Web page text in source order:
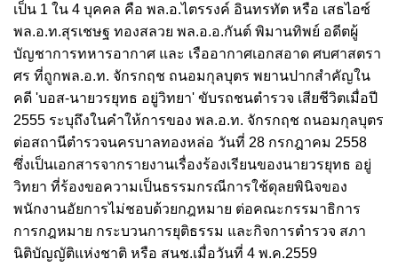
เป็น 1 ใน 4 บุคคล คือ พล.อ.ไตรรงค์ อินทรทัต หรือ เสธไอซ์
พล.อ.ท.สุรเชษฐ ทองสลวย พล.อ.อ.กันต์ พิมานทิพย์ อดีตผู้
บัญชาการทหารอากาศ และ เรืออากาศเอกสอาด ศบศาสตรา
ศร ที่ถูกพล.อ.ท. จักรกฤช ถนอมกุลบุตร พยานปากสำคัญใน
คดี 'บอส-นายวรยุทธ อยู่วิทยา' ขับรถชนตำรวจ เสียชีวิตเมื่อปี
2555 ระบุถึงในคำให้การของ พล.อ.ท. จักรกฤช ถนอมกุลบุตร
ต่อสถานีตำรวจนครบาลทองหล่อ วันที่ 28 กรกฎาคม 2558
ซึ่งเป็นเอกสารจากรายงานเรื่องร้องเรียนของนายวรยุทธ อยู่
วิทยา ที่ร้องขอความเป็นธรรมกรณีการใช้ดุลยพินิจของ
พนักงานอัยการไม่ชอบด้วยกฎหมาย ต่อคณะกรรมาธิการ
การกฎหมาย กระบวนการยุติธรรม และกิจการตำรวจ สภา
นิติบัญญัติแห่งชาติ หรือ สนช.เมื่อวันที่ 4 พ.ค.2559